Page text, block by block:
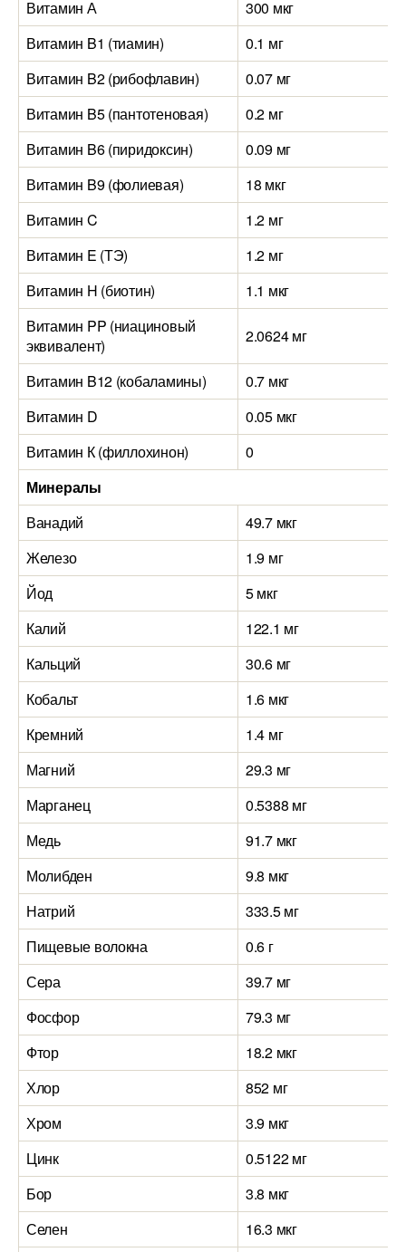
Витамин А
300 мкг
Витамин B1 (тиамин)
0.1 мг
Витамин B2 (рибофлавин)
0.07 мг
Витамин B5 (пантотеновая)
0.2 мг
Витамин B6 (пиридоксин)
0.09 мг
Витамин B9 (фолиевая)
18 мкг
Витамин C
1.2 мг
Витамин E (ТЭ)
1.2 мг
Витамин H (биотин)
1.1 мкг
Витамин PP (ниациновый
эквивалент)
2.0624 мг
Витамин B12 (кобаламины)
0.7 мкг
Витамин D
0.05 мкг
Витамин К (филлохинон)
0
Минералы
Ванадий
49.7 мкг
Железо
1.9 мг
Йод
5 мкг
Калий
122.1 мг
Кальций
30.6 мг
Кобальт
1.6 мкг
Кремний
1.4 мг
Магний
29.3 мг
Марганец
0.5388 мг
Медь
91.7 мкг
Молибден
9.8 мкг
Натрий
333.5 мг
Пищевые волокна
0.6 г
Сера
39.7 мг
Фосфор
79.3 мг
Фтор
18.2 мкг
Хлор
852 мг
Хром
3.9 мкг
Цинк
0.5122 мг
Бор
3.8 мкг
Селен
16.3 мкг